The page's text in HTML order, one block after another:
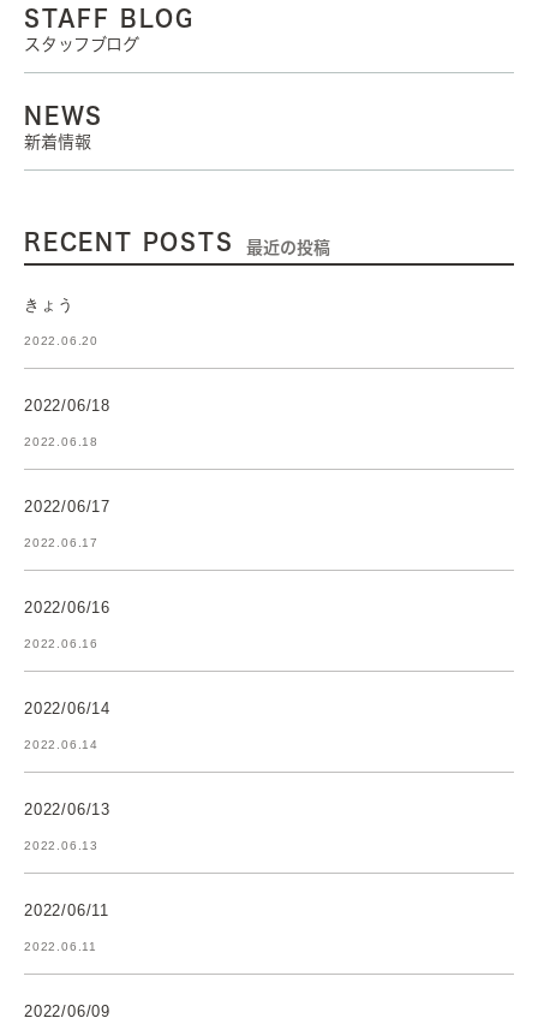
STAFF BLOG
スタッフブログ
NEWS
新着情報
RECENT POSTS 最近の投稿
きょう
2022.06.20
2022/06/18
2022.06.18
2022/06/17
2022.06.17
2022/06/16
2022.06.16
2022/06/14
2022.06.14
2022/06/13
2022.06.13
2022/06/11
2022.06.11
2022/06/09